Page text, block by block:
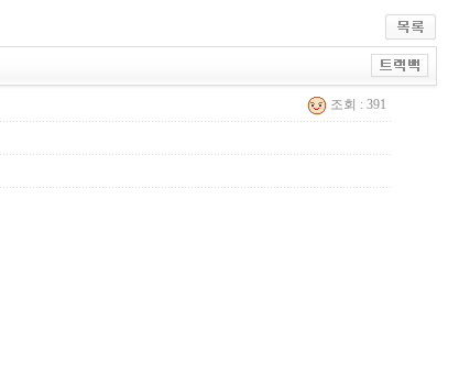
조회 : 391